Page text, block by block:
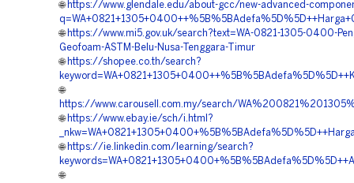
🌐 https://www.glendale.edu/about-gcc/new-advanced-
🌐 https://www.mi5.gov.uk/search?text=WA-0821-1305-0400-
Geofoam-ASTM-Belu-Nusa-Tenggara-Timur
🌐 https://shopee.co.th/search?
🌐
https://www.carousell.com.my/search/
🌐 https://www.ebay.ie/sch/i.html?
🌐 https://ie.linkedin.com/learning/search?
🌐